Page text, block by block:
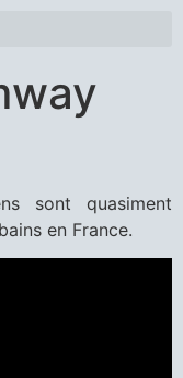
sont quasiment
en France.